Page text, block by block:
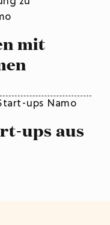
mit
ups aus